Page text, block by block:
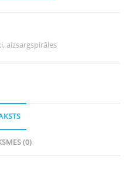
aizsargspirāles
(0)